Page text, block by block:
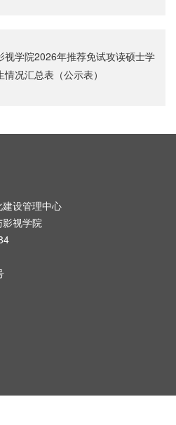
视学院2026年推荐免试攻读硕士学
情况汇总表（公示表）
设管理中心
视学院